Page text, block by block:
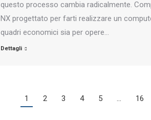
questo processo cambia radicalmente.
NX progettato per farti realizzare un
quadri economici sia per opere…
Dettagli
1 2 3 4 5 … 16